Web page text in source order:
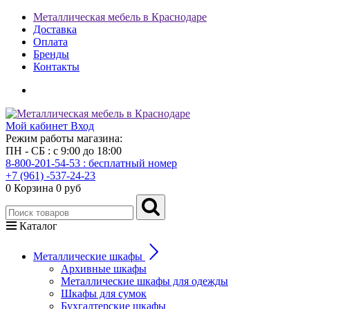
Металлическая мебель в Краснодаре
Доставка
Оплата
Бренды
Контакты
Мой кабинет Вход
Режим работы магазина:
ПН - СБ : с 9:00 до 18:00
8-800-201-54-53 : бесплатный номер
+7 (961) -537-24-23
0 Корзина 0 руб
Каталог
Металлические шкафы
Архивные шкафы
Металлические шкафы для одежды
Шкафы для сумок
Бухгалтерские шкафы